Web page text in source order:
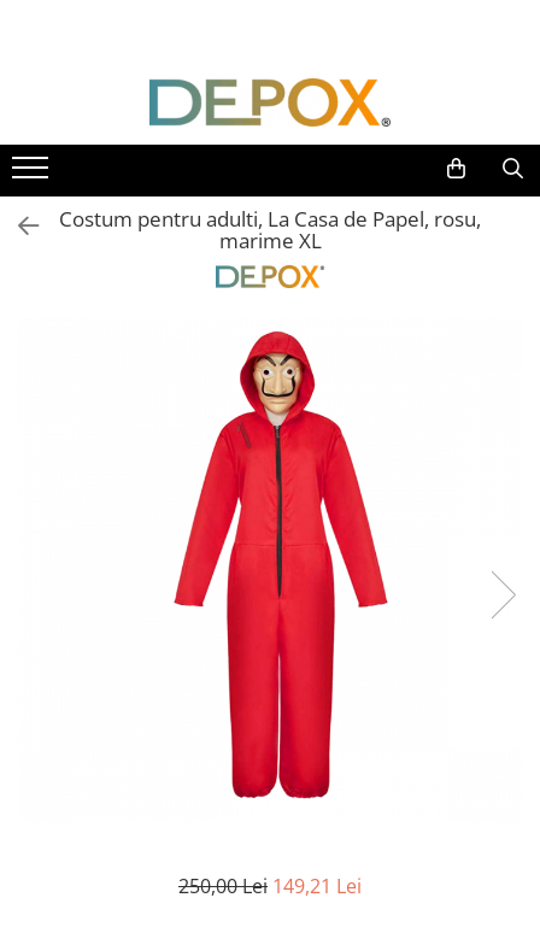
Toate Produsele
SPORT & TIMP LIBER
AUTOAPARARE
Pumnaluri si boxuri
Bastoane telescopice si nunceaguri
Seturi & accesorii autoaparare
VANATOARE, DRUMETII & CAMPING
Briceaguri fluture & antrenament
Accesorii tactice si sport
Accesori camping & drumetii
Seturi de cutite & accesorii
Prastii profesionale de vanatoare
ARTICOLE SUPORTERI
Costum pentru adulti, La Casa de Papel, rosu,
marime XL
250,00 Lei 149,21 Lei